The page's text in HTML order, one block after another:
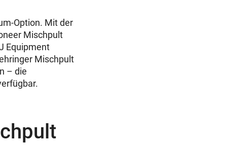
Option. Mit der
Mischpult
Equipment
Mischpult
– die